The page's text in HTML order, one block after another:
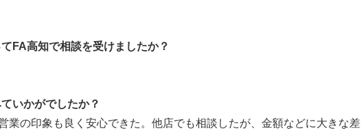
FA高知で相談を受けましたか？
いかがでしたか？
業の印象も良く安心できた。他店でも相談したが、金額などに大きな差